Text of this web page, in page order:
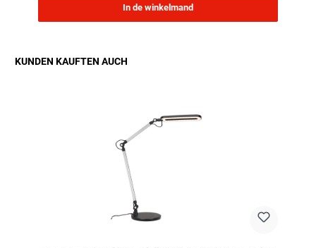
In de winkelmand
KUNDEN KAUFTEN AUCH